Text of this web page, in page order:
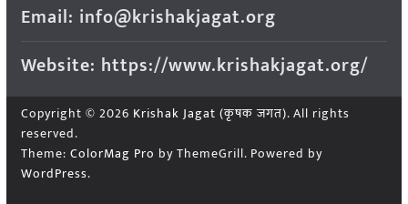
Email: info@krishakjagat.org
Website: https://www.krishakjagat.org/
Copyright © 2026 Krishak Jagat (कृषक जगत). All rights
reserved.
Theme: ColorMag Pro by ThemeGrill. Powered by
WordPress.